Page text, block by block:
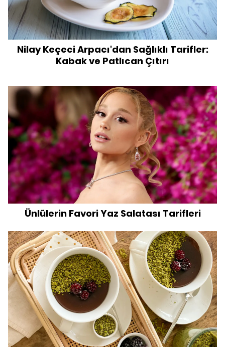
Nilay Keçeci Arpacı'dan Sağlıklı Tarifler:
Kabak ve Patlıcan Çıtırı
Ünlülerin Favori Yaz Salatası Tarifleri